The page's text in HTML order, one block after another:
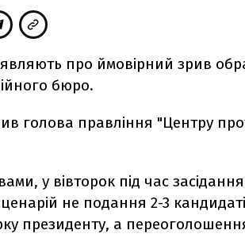
про ймовірний зрив
бюро.
голова правління "Центру
у вівторок під час засідання
не подання 2-3
президенту, а